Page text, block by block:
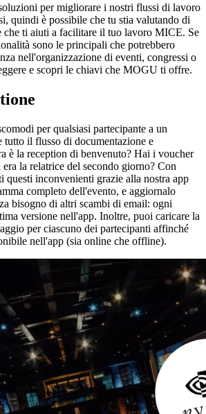
per migliorare i nostri flussi di lavoro
quindi è possibile che tu stia valutando di
che ti aiuti a facilitare il tuo lavoro MICE. Se
sono le principali che potrebbero
nell'organizzazione di eventi, congressi o
e scopri le chiavi che MOGU ti offre.
per qualsiasi partecipante a un
tutto il flusso di documentazione e
è la reception di benvenuto? Hai i voucher
la relatrice del secondo giorno? Con
inconvenienti grazie alla nostra app
completo dell'evento, e aggiornalo
bisogno di altri scambi di email: ogni
versione nell'app. Inoltre, puoi caricare la
per ciascuno dei partecipanti affinché
nell'app (sia online che offline).